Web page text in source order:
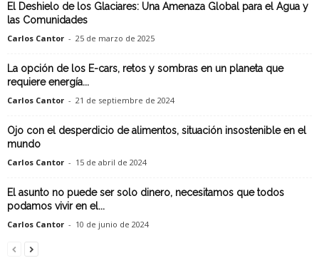
El Deshielo de los Glaciares: Una Amenaza Global para el Agua y
las Comunidades
Carlos Cantor - 25 de marzo de 2025
La opción de los E-cars, retos y sombras en un planeta que
requiere energía...
Carlos Cantor - 21 de septiembre de 2024
Ojo con el desperdicio de alimentos, situación insostenible en el
mundo
Carlos Cantor - 15 de abril de 2024
El asunto no puede ser solo dinero, necesitamos que todos
podamos vivir en el...
Carlos Cantor - 10 de junio de 2024